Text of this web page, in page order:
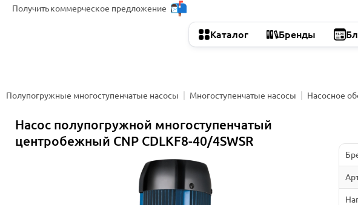
Получитькоммерческое предложение
Каталог Бренды
Полупогружные многоступенчатые насосы Многоступенчатые насосы Насосное
Насос полупогружной многоступенчатый
центробежный CNP CDLKF8-40/4SWSR